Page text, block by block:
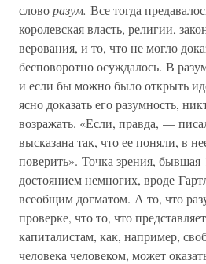
словоразум. Все тогда
королевская власть, религии,
верования, и то, что не могло
бесповоротно осуждалось. В
и если бы можно было открыть
ясно доказать его разумность,
возражать. «Если, правда, —
высказана так, что ее поняли, в
поверить». Точка зрения, бывшая
достоянием немногих, вроде
всеобщим догматом. А то, что
проверке, что то, что
капиталистам, как, например,
человека человеком, может